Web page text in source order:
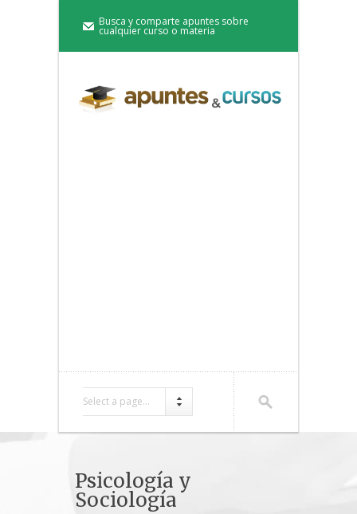
Busca y comparte apuntes sobre
cualquier curso o materia
Select a page...
Psicología y
Sociología